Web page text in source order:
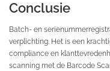
Conclusie
Batch- en
verplichting. Het is een
compliance en
scanning met de Barcode